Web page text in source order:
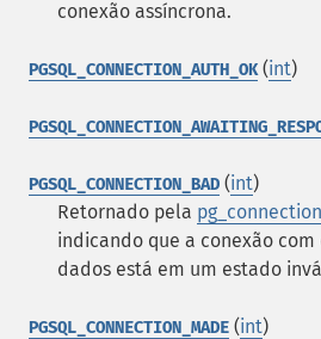
conexão assíncrona.
PGSQL_CONNECTION_AUTH_OK(int)
PGSQL_CONNECTION_BAD (int)
Retornado pela
indicando que a conexão com
dados está em um estado
PGSQL_CONNECTION_MADE (int)